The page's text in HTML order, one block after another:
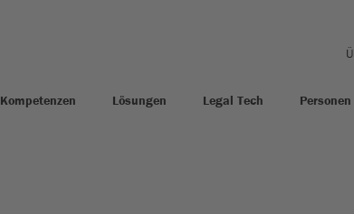
Kompetenzen Lösungen Legal Tech Personen